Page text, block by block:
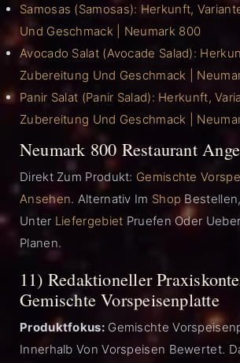
Samosas (Samosas): Herkunft,
Und Geschmack | Neumark 800
Avocado Salat (Avocade Salad):
Zubereitung Und Geschmack |
Panir Salat (Panir Salad): Herkunft,
Zubereitung Und Geschmack |
Neumark 800 Restaurant
Direkt Zum Produkt: Gemischte
Ansehen. Alternativ Im Shop
Unter Liefergebiet Pruefen Oder Ueber
Planen.
11) Redaktioneller
Gemischte Vorspeisenplatte
Produktfokus:Gemischte
Innerhalb Von Vorspeisen Bewertet.